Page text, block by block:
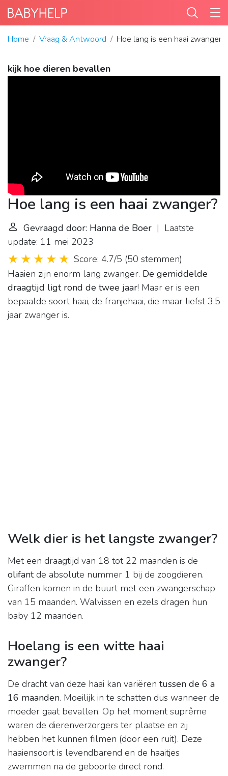
Home Vraag & Antwoord Hoe lang is een haai zwanger?
kijk hoe dieren bevallen
Hoe lang is een haai zwanger?
Gevraagd door: Hanna de Boer | Laatste
update: 11 mei 2023
Score: 4.7/5 (50 stemmen)
Haaien zijn enorm lang zwanger. De gemiddelde
draagtijd ligt rond de twee jaar! Maar er is een
bepaalde soort haai, de franjehaai, die maar liefst 3,5
jaar zwanger is.
Welk dier is het langste zwanger?
Met een draagtijd van 18 tot 22 maanden is de
olifantde absolute nummer 1 bij de zoogdieren.
Giraffen komen in de buurt met een zwangerschap
van 15 maanden. Walvissen en ezels dragen hun
baby 12 maanden.
Hoelang is een witte haai
zwanger?
De dracht van deze haai kan variëren tussen de 6 a
16 maanden. Moeilijk in te schatten dus wanneer de
moeder gaat bevallen. Op het moment suprême
waren de dierenverzorgers ter plaatse en zij
hebben het kunnen filmen (door een ruit). Deze
haaiensoort is levendbarend en de haaitjes
zwemmen na de geboorte direct rond.